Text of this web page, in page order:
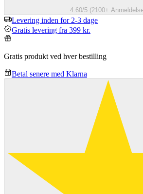
4.60/5 (2100+
Levering inden for 2-3 dage
Gratis levering fra 399 kr.
Gratis produkt ved hver bestilling
Betal senere med Klarna